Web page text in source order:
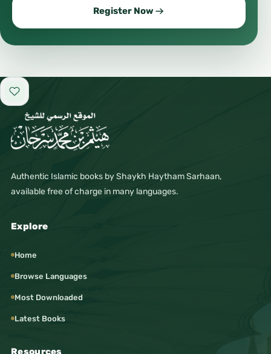
Register Now
Add to favorites
Authentic Islamic books by Shaykh Haytham Sarhaan,
available free of charge in many languages.
Explore
Home
Browse Languages
Most Downloaded
Latest Books